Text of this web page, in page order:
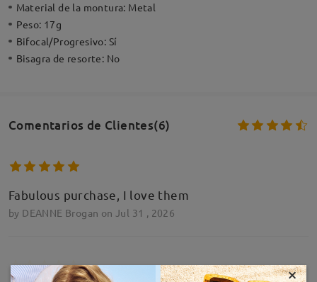
Material de la montura: Metal
Peso: 17g
Bifocal/Progresivo: Sí
Bisagra de resorte: No
Comentarios de Clientes(6)
Fabulous purchase, I love them
by DEANNE Brogan on Jul 31 , 2026
×